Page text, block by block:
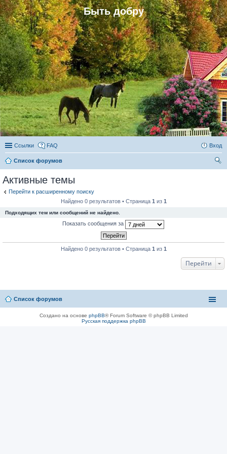
Быть добру
Ссылки FAQ Вход
Список форумов
Активные темы
Перейти к расширенному поиску
Найдено 0 результатов • Страница 1 из 1
Подходящих тем или сообщений не найдено.
Показать сообщения за
Найдено 0 результатов • Страница 1 из 1
Перейти
Список форумов
Создано на основе phpBB® Forum Software © phpBB Limited
Русская поддержка phpBB